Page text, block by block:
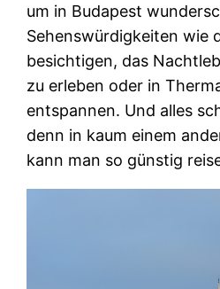
um in Budapest
Sehenswürdigkeiten wie
besichtigen, das
zu erleben oder in
entspannen. Und alles
denn in kaum einem
kann man so günstig